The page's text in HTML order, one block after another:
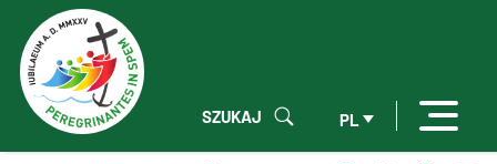
PL
SZUKAJ